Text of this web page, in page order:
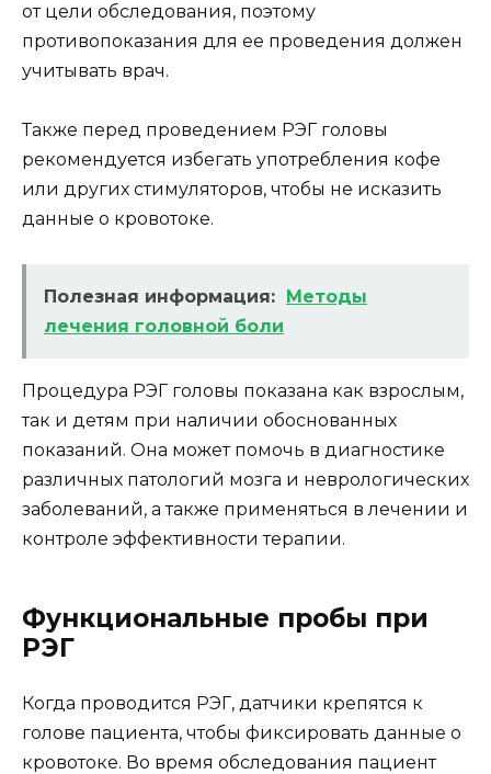
от цели обследования, поэтому
противопоказания для ее проведения должен
учитывать врач.
Также перед проведением РЭГ головы
рекомендуется избегать употребления кофе
или других стимуляторов, чтобы не исказить
данные о кровотоке.
Полезная информация: Методы
лечения головной боли
Процедура РЭГ головы показана как взрослым,
так и детям при наличии обоснованных
показаний. Она может помочь в диагностике
различных патологий мозга и неврологических
заболеваний, а также применяться в лечении и
контроле эффективности терапии.
Функциональные пробы при
РЭГ
Когда проводится РЭГ, датчики крепятся к
голове пациента, чтобы фиксировать данные о
кровотоке. Во время обследования пациент